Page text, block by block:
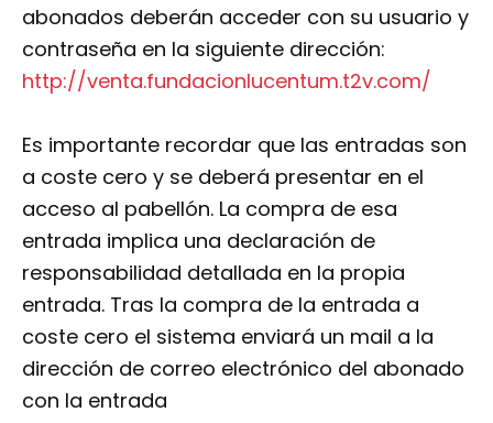
abonados deberán acceder con su usuario y
contraseña en la siguiente dirección:
http://venta.fundacionlucentum.t2v.com/
Es importante recordar que las entradas son
a coste cero y se deberá presentar en el
acceso al pabellón. La compra de esa
entrada implica una declaración de
responsabilidad detallada en la propia
entrada. Tras la compra de la entrada a
coste cero el sistema enviará un mail a la
dirección de correo electrónico del abonado
con la entrada